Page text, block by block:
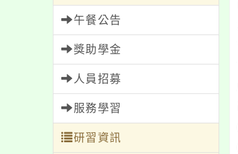
午餐公告
獎助學金
人員招募
服務學習
研習資訊